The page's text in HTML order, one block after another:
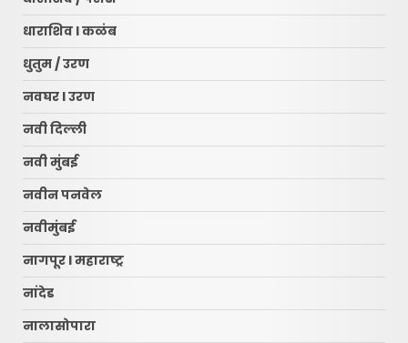
धाराशिव l कळंब
धुतुम / उरण
नवघर l उरण
नवी दिल्ली
नवी मुंबई
नवीन पनवेल
नवीमुंबई
नागपूर l महाराष्ट्र
नांदेड
नालासोपारा